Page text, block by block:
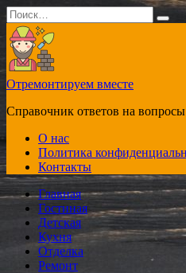
Перейти
к
содержанию
Search
for:
Отремонтируем вместе
Справочник ответов на
О нас
Политика
Контакты
Главная
Гостиная
Детская
Кухня
Отделка
Ремонт